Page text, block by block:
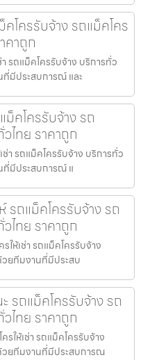
คโครรับจ้าง รถแม็คโคร
คาถูก
า รถแม็คโครรับจ้าง บริการทั่ว
ที่มีประสบการณ์ และ
คโครรับจ้าง รถ
ไทย ราคาถูก
า รถแม็คโครรับจ้าง บริการทั่ว
ที่มีประสบการณ์ แ
รถแม็คโครรับจ้าง รถ
ไทย ราคาถูก
ให้เช่า รถแม็คโครรับจ้าง
วยทีมงานที่มีประสบ
รถแม็คโครรับจ้าง รถ
ไทย ราคาถูก
ให้เช่า รถแม็คโครรับจ้าง
วยทีมงานที่มีประสบการณ